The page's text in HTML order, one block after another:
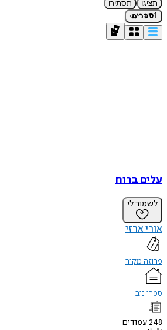
תציגו
תסתירו
1ספרים›
עלים ברוח
לשמור לי
אורי ארזי
פרוזה מקור
ספרי ניב
248עמודים